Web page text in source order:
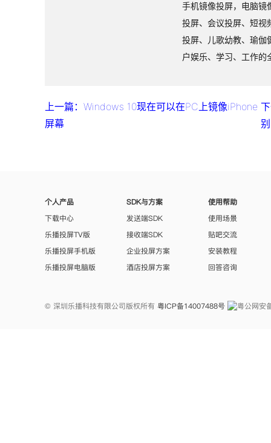
手机镜像投屏，电脑镜
投屏、会议投屏、短视
投屏、儿歌幼教、瑜伽
户娱乐、学习、工作的
上一篇：Windows 10现在可以在PC上镜像iPhone
屏幕
别
个人产品
下载中心
乐播投屏TV版
乐播投屏手机版
乐播投屏电脑版
SDK与方案
发送端SDK
接收端SDK
企业投屏方案
酒店投屏方案
使用帮助
使用场景
贴吧交流
安装教程
回答咨询
© 深圳乐播科技有限公司版权所有 粤ICP备14007488号